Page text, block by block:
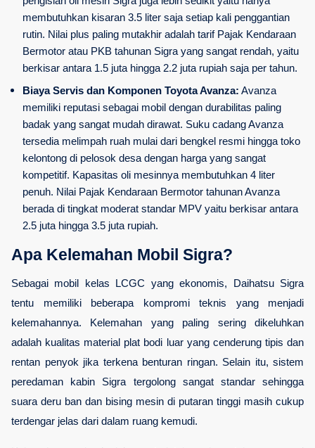
membutuhkan kisaran 3.5 liter saja setiap kali penggantian
rutin. Nilai plus paling mutakhir adalah tarif Pajak Kendaraan
Bermotor atau PKB tahunan Sigra yang sangat rendah, yaitu
berkisar antara 1.5 juta hingga 2.2 juta rupiah saja per tahun.
Biaya Servis dan Komponen Toyota Avanza: Avanza
memiliki reputasi sebagai mobil dengan durabilitas paling
badak yang sangat mudah dirawat. Suku cadang Avanza
tersedia melimpah ruah mulai dari bengkel resmi hingga toko
kelontong di pelosok desa dengan harga yang sangat
kompetitif. Kapasitas oli mesinnya membutuhkan 4 liter
penuh. Nilai Pajak Kendaraan Bermotor tahunan Avanza
berada di tingkat moderat standar MPV yaitu berkisar antara
2.5 juta hingga 3.5 juta rupiah.
Apa Kelemahan Mobil Sigra?
Sebagai mobil kelas LCGC yang ekonomis, Daihatsu Sigra
tentu memiliki beberapa kompromi teknis yang menjadi
kelemahannya. Kelemahan yang paling sering dikeluhkan
adalah kualitas material plat bodi luar yang cenderung tipis dan
rentan penyok jika terkena benturan ringan. Selain itu, sistem
peredaman kabin Sigra tergolong sangat standar sehingga
suara deru ban dan bising mesin di putaran tinggi masih cukup
terdengar jelas dari dalam ruang kemudi.